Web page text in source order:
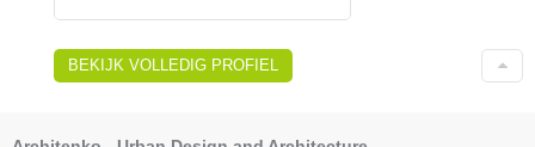
BEKIJK VOLLEDIG PROFIEL